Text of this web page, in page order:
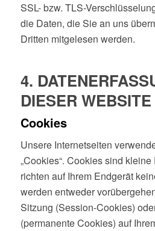
SSL- bzw. TLS-
die Daten, die Sie an uns
Dritten mitgelesen werden.
4.
DIESER WEBSITE
Cookies
Unsere Internetseiten
„Cookies“. Cookies sind
richten auf Ihrem Endgerät
werden entweder
Sitzung (Session-Cookies)
(permanente Cookies) auf